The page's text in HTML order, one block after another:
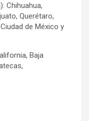
Chihuahua,
Querétaro,
de México y
Baja